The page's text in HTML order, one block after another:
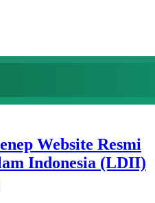
Website Resmi
Indonesia (LDII)